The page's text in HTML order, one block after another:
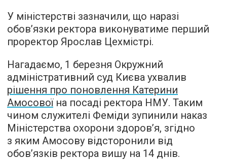
У міністерстві зазначили, що наразі
обов’язки ректора виконуватиме перший
проректор Ярослав Цехмістрі.
Нагадаємо, 1 березня Окружний
адміністративний суд Києва ухвалив
рішення про поновлення Катерини
Амосовоїна посаді ректора НМУ. Таким
чином служителі Феміди зупинили наказ
Міністерства охорони здоров’я, згідно
з яким Амосову відсторонили від
обов’язків ректора вишу на 14 днів.